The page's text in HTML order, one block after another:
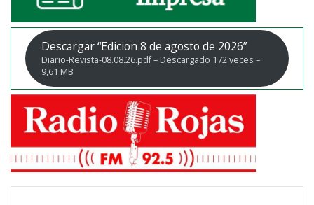
Descargar “Edicion 8 de agosto de 2026”
Diario-Revista-08.08.26.pdf – Descargado 172 veces –
9,61 MB